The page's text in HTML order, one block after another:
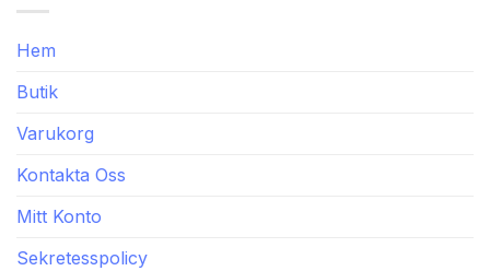
Hem
Butik
Varukorg
Kontakta Oss
Mitt Konto
Sekretesspolicy